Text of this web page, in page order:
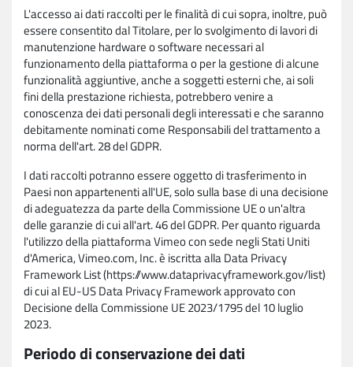
L'accesso ai dati raccolti per le finalità di cui sopra, inoltre, può
essere consentito dal Titolare, per lo svolgimento di lavori di
manutenzione hardware o software necessari al
funzionamento della piattaforma o per la gestione di alcune
funzionalità aggiuntive, anche a soggetti esterni che, ai soli
fini della prestazione richiesta, potrebbero venire a
conoscenza dei dati personali degli interessati e che saranno
debitamente nominati come Responsabili del trattamento a
norma dell'art. 28 del GDPR.
I dati raccolti potranno essere oggetto di trasferimento in
Paesi non appartenenti all'UE, solo sulla base di una decisione
di adeguatezza da parte della Commissione UE o un'altra
delle garanzie di cui all'art. 46 del GDPR. Per quanto riguarda
l'utilizzo della piattaforma Vimeo con sede negli Stati Uniti
d'America, Vimeo.com, Inc. è iscritta alla Data Privacy
Framework List (https://www.dataprivacyframework.gov/list)
di cui al EU-US Data Privacy Framework approvato con
Decisione della Commissione UE 2023/1795 del 10 luglio
2023.
Periodo di conservazione dei dati